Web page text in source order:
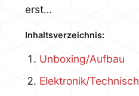
erst…
Inhaltsverzeichnis:
Unboxing/Aufbau
Elektronik/